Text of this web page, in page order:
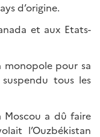
d’origine.
et aux Etats-
monopole pour sa
tous les
Moscou a dû faire
l’Ouzbékistan